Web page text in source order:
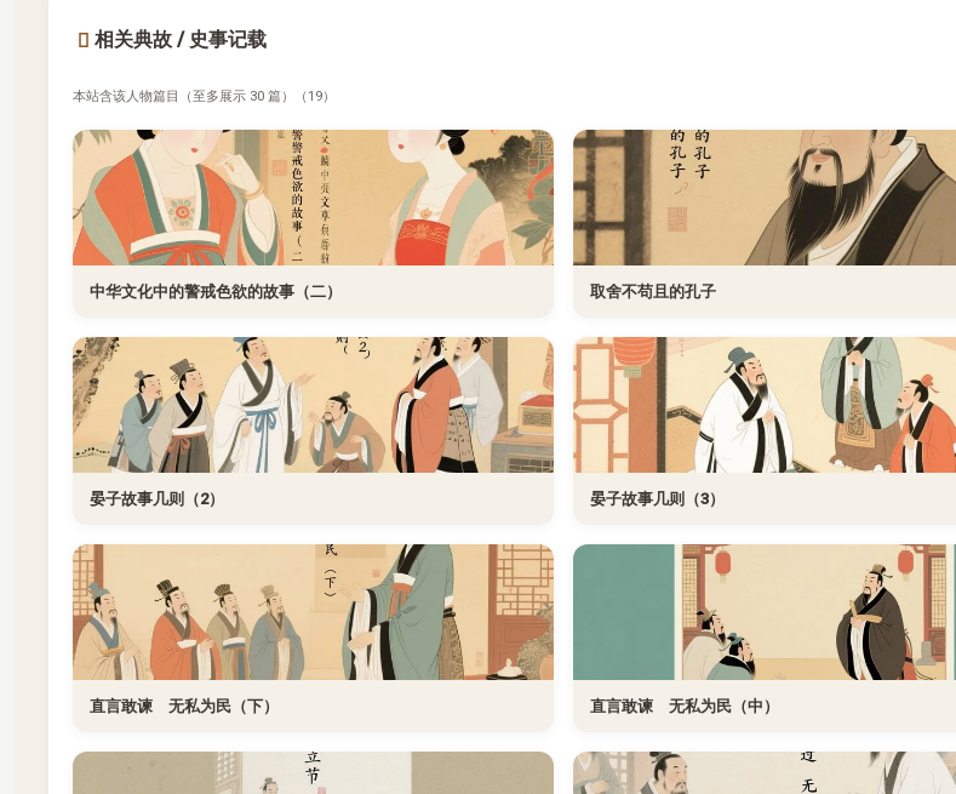
相关典故 / 史事记载
本站含该人物篇目（至多展示 30 篇）（19）
中华文化中的警戒色欲的故事（二） 取舍不苟且的孔子
晏子故事几则（2） 晏子故事几则（3）
直言敢谏 无私为民（下） 直言敢谏 无私为民（中）